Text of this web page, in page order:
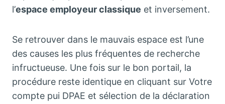
l’espace employeur classique et inversement.
Se retrouver dans le mauvais espace est l’une
des causes les plus fréquentes de recherche
infructueuse. Une fois sur le bon portail, la
procédure reste identique en cliquant sur Votre
compte pui DPAE et sélection de la déclaration